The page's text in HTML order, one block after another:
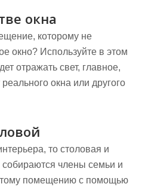
окна
которому не
окно? Используйте в этом
отражать свет, главное,
окна или другого
то столовая и
собираются члены семьи и
помещению с помощью